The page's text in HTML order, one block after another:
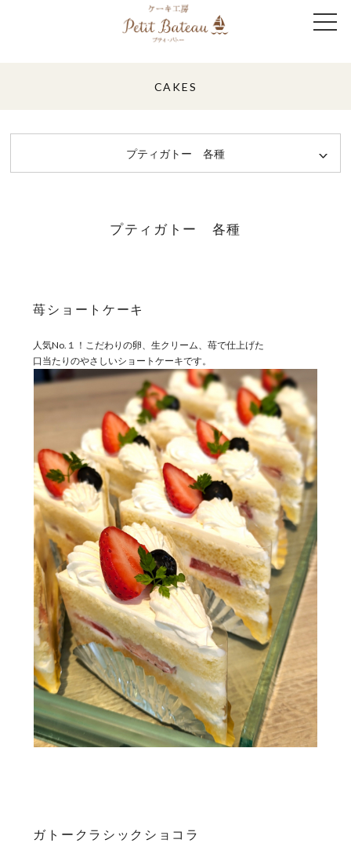
CAKES
プティガトー 各種
プティガトー 各種
苺ショートケーキ
人気No.１！こだわりの卵、生クリーム、苺で仕上げた
口当たりのやさしいショートケーキです。
ガトークラシックショコラ